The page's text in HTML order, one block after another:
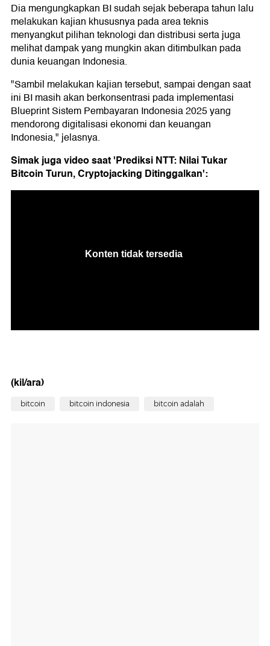
Dia mengungkapkan BI sudah sejak beberapa tahun lalu
melakukan kajian khususnya pada area teknis
menyangkut pilihan teknologi dan distribusi serta juga
melihat dampak yang mungkin akan ditimbulkan pada
dunia keuangan Indonesia.
"Sambil melakukan kajian tersebut, sampai dengan saat
ini BI masih akan berkonsentrasi pada implementasi
Blueprint Sistem Pembayaran Indonesia 2025 yang
mendorong digitalisasi ekonomi dan keuangan
Indonesia," jelasnya.
Simak juga video saat 'Prediksi NTT: Nilai Tukar
Bitcoin Turun, Cryptojacking Ditinggalkan':
(kil/ara)
bitcoin bitcoin indonesia bitcoin adalah